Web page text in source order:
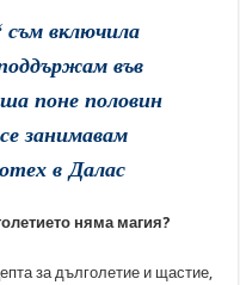
съм включила
във
поне половин
занимавам
вДалас
няма магия?
за дълголетие и щастие,